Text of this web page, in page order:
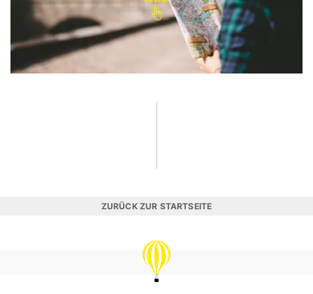
ZURÜCK ZUR STARTSEITE
REISEVERGNÜGEN